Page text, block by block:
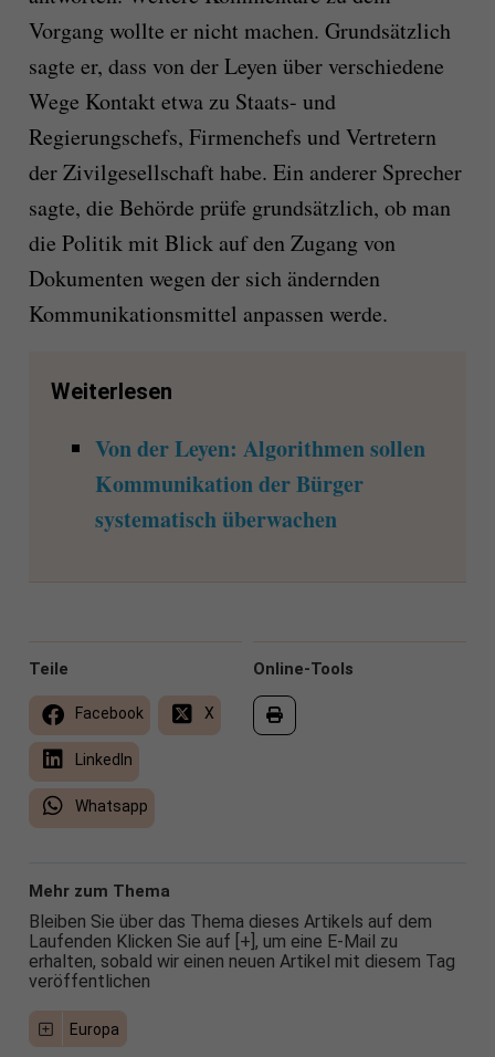
Vorgang wollte er nicht machen. Grundsätzlich
sagte er, dass von der Leyen über verschiedene
Wege Kontakt etwa zu Staats- und
Regierungschefs, Firmenchefs und Vertretern
der Zivilgesellschaft habe. Ein anderer Sprecher
sagte, die Behörde prüfe grundsätzlich, ob man
die Politik mit Blick auf den Zugang von
Dokumenten wegen der sich ändernden
Kommunikationsmittel anpassen werde.
Weiterlesen
Von der Leyen: Algorithmen sollen
Kommunikation der Bürger
systematisch überwachen
Online-Tools
Teile
Facebook X
LinkedIn
Whatsapp
Mehr zum Thema
Bleiben Sie über das Thema dieses Artikels auf dem
Laufenden Klicken Sie auf [+], um eine E-Mail zu
erhalten, sobald wir einen neuen Artikel mit diesem Tag
veröffentlichen
Europa